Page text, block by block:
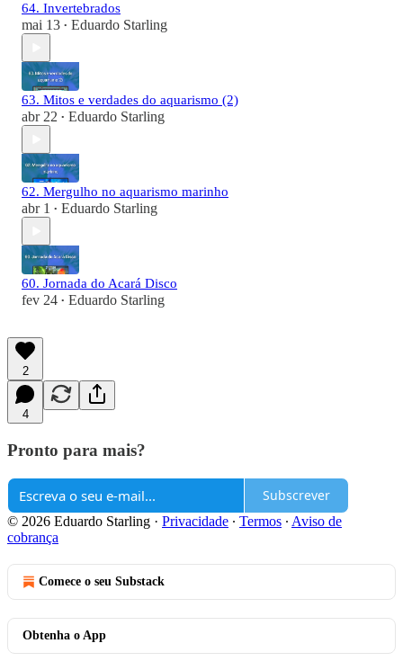
64. Invertebrados
mai 13 • Eduardo Starling
63. Mitos e verdades do aquarismo (2)
abr 22 • Eduardo Starling
62. Mergulho no aquarismo marinho
abr 1 • Eduardo Starling
60. Jornada do Acará Disco
fev 24 • Eduardo Starling
2
4
Pronto para mais?
Subscrever
© 2026 Eduardo Starling · Privacidade ∙ Termos ∙ Aviso de
cobrança
Comece o seu Substack
Obtenha o App